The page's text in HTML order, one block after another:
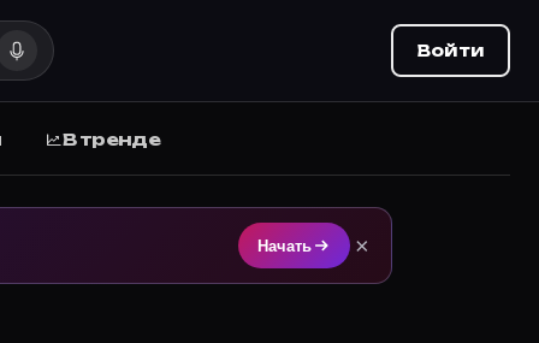
на Movie Planner (movie-planner.ru).
Войти
В тренде
Начать ×